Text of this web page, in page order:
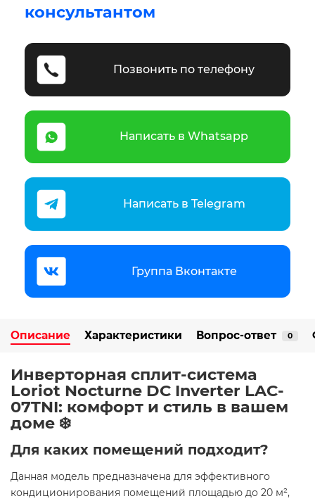
консультантом
Позвонить по телефону
Написать в Whatsapp
Написать в Telegram
Группа Вконтакте
Описание Характеристики Вопрос-ответ 0
Инверторная сплит-система
Loriot Nocturne DC Inverter LAC-
07TNI: комфорт и стиль в вашем
доме ❄️
Для каких помещений подходит?
Данная модель предназначена для эффективного
кондиционирования помещений площадью до 20 м²,